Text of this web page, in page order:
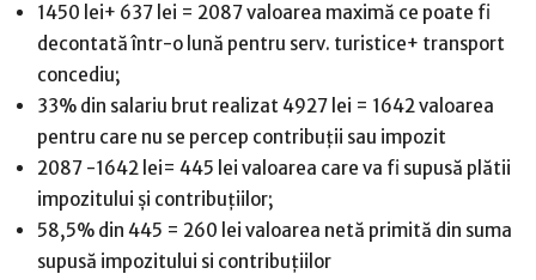
1450 lei+ 637 lei = 2087 valoarea maximă ce poate fi
decontată într-o lună pentru serv. turistice+ transport
concediu;
33% din salariu brut realizat 4927 lei = 1642 valoarea
pentru care nu se percep contribuții sau impozit
2087 -1642 lei= 445 lei valoarea care va fi supusă plătii
impozitului și contribuțiilor;
58,5% din 445 = 260 lei valoarea netă primită din suma
supusă impozitului si contribuțiilor